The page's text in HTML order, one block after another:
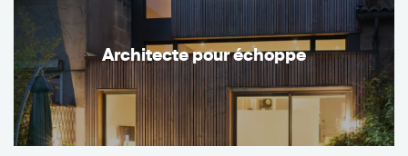
Architecte pour échoppe